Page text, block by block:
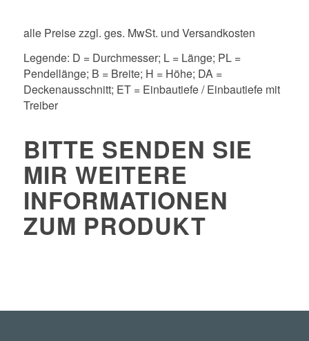
alle Preise zzgl. ges. MwSt. und Versandkosten
Legende: D = Durchmesser; L = Länge; PL =
Pendellänge; B = Breite; H = Höhe; DA =
Deckenausschnitt; ET = Einbautiefe / Einbautiefe mit
Treiber
BITTE SENDEN SIE
MIR WEITERE
INFORMATIONEN
ZUM PRODUKT